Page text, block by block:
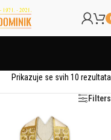
Prikazuje se svih 10 rezultata
Filters